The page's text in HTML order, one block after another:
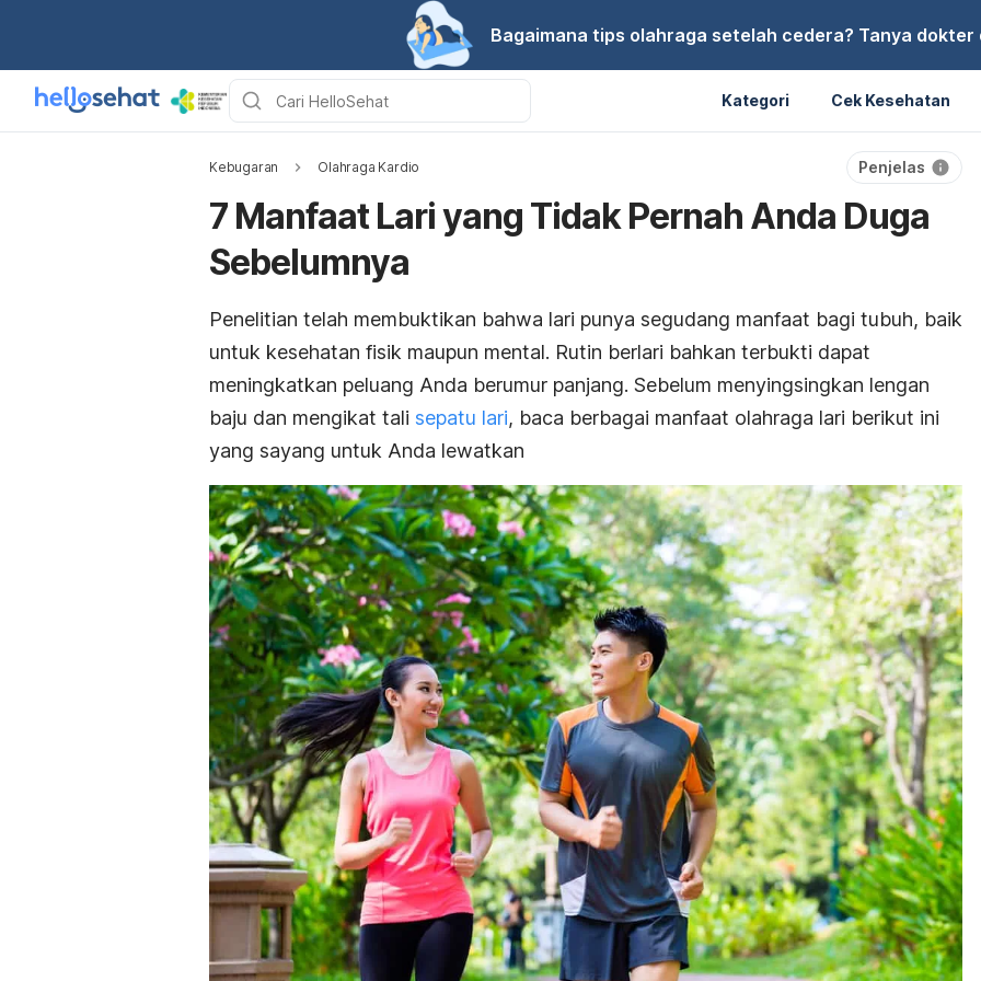
Bagaimana tips olahraga setelah cedera? Tanya dokter
Kategori Cek Kesehatan
Kebugaran Olahraga Kardio Penjelas
7 Manfaat Lari yang Tidak Pernah Anda Duga
Sebelumnya
Penelitian telah membuktikan bahwa lari punya segudang manfaat bagi tubuh, baik
untuk kesehatan fisik maupun mental. Rutin berlari bahkan terbukti dapat
meningkatkan peluang Anda berumur panjang. Sebelum menyingsingkan lengan
baju dan mengikat tali sepatu lari, baca berbagai manfaat olahraga lari berikut ini
yang sayang untuk Anda lewatkan